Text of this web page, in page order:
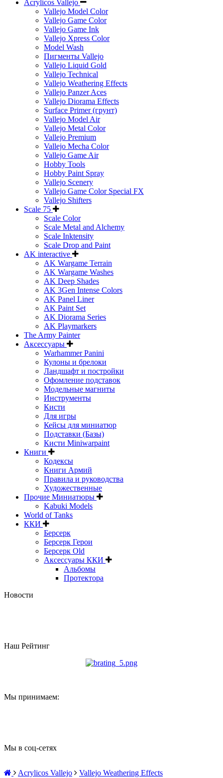
Acrylicos Vallejo
Vallejo Model Color
Vallejo Game Color
Vallejo Game Ink
Vallejo Xpress Color
Model Wash
Пигменты Vallejo
Vallejo Liquid Gold
Vallejo Technical
Vallejo Weathering Effects
Vallejo Panzer Aces
Vallejo Diorama Effects
Surface Primer (грунт)
Vallejo Model Air
Vallejo Metal Color
Vallejo Premium
Vallejo Mecha Color
Vallejo Game Air
Hobby Tools
Hobby Paint Spray
Vallejo Scenery
Vallejo Game Color Special FX
Vallejo Shifters
Scale 75
Scale Color
Scale Metal and Alchemy
Scale Inktensity
Scale Drop and Paint
AK interactive
AK Wargame Terrain
AK Wargame Washes
AK Deep Shades
AK 3Gen Intense Colors
AK Panel Liner
AK Paint Set
AK Diorama Series
AK Playmarkers
The Army Painter
Аксессуары
Warhammer Panini
Кулоны и брелоки
Ландшафт и постройки
Офомление подставок
Модельные магниты
Инструменты
Кисти
Для игры
Кейсы для миниатюр
Подставки (Базы)
Кисти Miniwarpaint
Книги
Кодексы
Книги Армий
Правила и руководства
Художественные
Прочие Миниатюры
Kabuki Models
World of Tanks
ККИ
Берсерк
Берсерк Герои
Берсерк Old
Аксессуары ККИ
Альбомы
Протектора
Новости
Наш Рейтинг
Мы принимаем:
Мы в соц-сетях
Acrylicos Vallejo Vallejo Weathering Effects